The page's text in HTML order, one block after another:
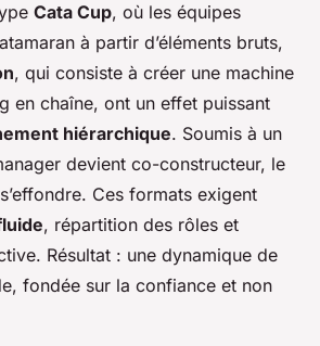
Cata Cup, où les équipes
à partir d’éléments bruts,
, qui consiste à créer une machine
en chaîne, ont un effet puissant
hiérarchique. Soumis à un
devient co-constructeur, le
Ces formats exigent
, répartition des rôles et
Résultat : une dynamique de
fondée sur la confiance et non